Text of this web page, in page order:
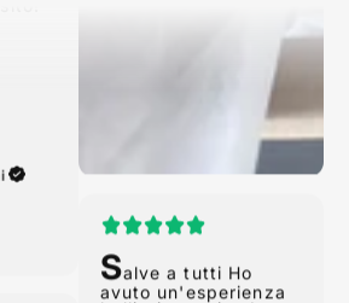
Salve a tutti Ho